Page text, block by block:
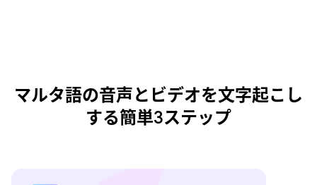
マルタ語の音声とビデオを文字起こし
する簡単3ステップ